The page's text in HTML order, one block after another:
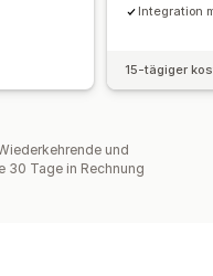
Integration
15-tägiger
und
30 Tage in Rechnung